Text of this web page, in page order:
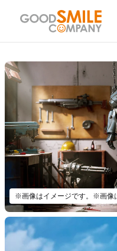
※画像はイメージです。※画像